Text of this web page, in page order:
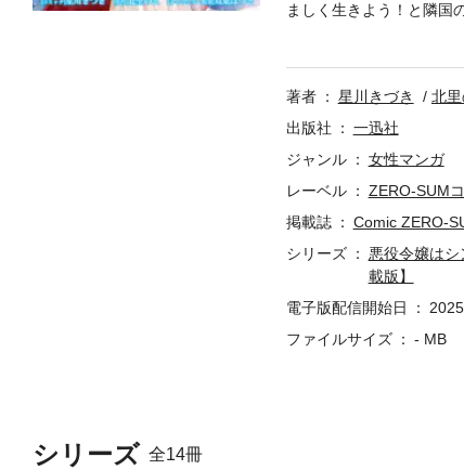
シリーズ 全14冊
ましく生きよう！と隣国
も切り盛りしていたけ
告知等は過去のものとな
著者 星川きづき 北里
出版社
一迅社
ジャンル
女性マンガ
レーベル
ZERO-SUM
掲載誌
Comic ZERO-
シリーズ
悪役令嬢は
載版】
電子版配信開始日
ファイルサイズ
- MB